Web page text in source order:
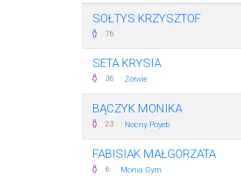
SOŁTYS KRZYSZTOF
76
SETA KRYSIA
36 · Żółwie
BĄCZYK MONIKA
23 · Nocny Poyeb
FABISIAK MAŁGORZATA
6 · Monia Gym